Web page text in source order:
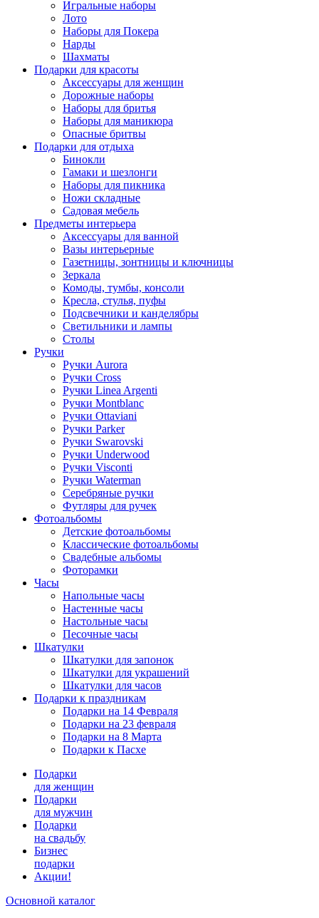
Игральные наборы
Лото
Наборы для Покера
Нарды
Шахматы
Подарки для красоты
Аксессуары для женщин
Дорожные наборы
Наборы для бритья
Наборы для маникюра
Опасные бритвы
Подарки для отдыха
Бинокли
Гамаки и шезлонги
Наборы для пикника
Ножи складные
Садовая мебель
Предметы интерьера
Аксессуары для ванной
Вазы интерьерные
Газетницы, зонтницы и ключницы
Зеркала
Комоды, тумбы, консоли
Кресла, стулья, пуфы
Подсвечники и канделябры
Светильники и лампы
Столы
Ручки
Ручки Aurora
Ручки Cross
Ручки Linea Argenti
Ручки Montblanc
Ручки Ottaviani
Ручки Parker
Ручки Swarovski
Ручки Underwood
Ручки Visconti
Ручки Waterman
Серебряные ручки
Футляры для ручек
Фотоальбомы
Детские фотоальбомы
Классические фотоальбомы
Свадебные альбомы
Фоторамки
Часы
Напольные часы
Настенные часы
Настольные часы
Песочные часы
Шкатулки
Шкатулки для запонок
Шкатулки для украшений
Шкатулки для часов
Подарки к праздникам
Подарки на 14 Февраля
Подарки на 23 февраля
Подарки на 8 Марта
Подарки к Пасхе
Подарки
для женщин
Подарки
для мужчин
Подарки
на свадьбу
Бизнес
подарки
Акции!
Основной каталог